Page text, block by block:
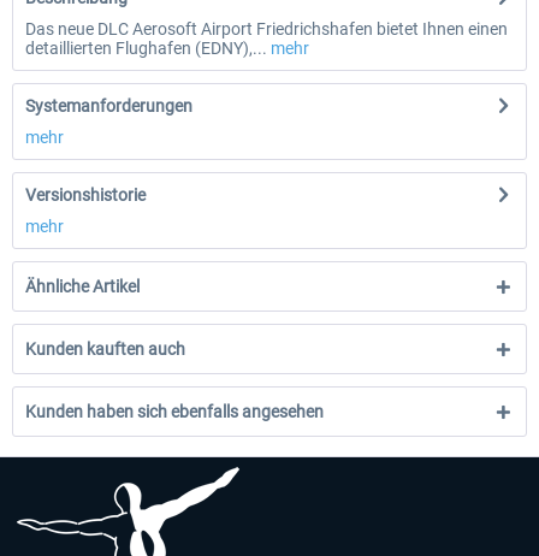
Das neue DLC Aerosoft Airport Friedrichshafen bietet Ihnen einen
detaillierten Flughafen (EDNY),... mehr
Systemanforderungen
mehr
Versionshistorie
mehr
Ähnliche Artikel
Kunden kauften auch
Kunden haben sich ebenfalls angesehen